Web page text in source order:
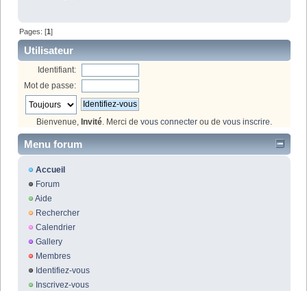
Pages: [1]
Utilisateur
Identifiant:
Mot de passe:
Bienvenue, Invité. Merci de vous connecter ou de vous inscrire.
Menu forum
Accueil
Forum
Aide
Rechercher
Calendrier
Gallery
Membres
Identifiez-vous
Inscrivez-vous